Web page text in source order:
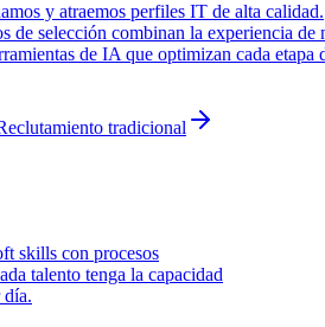
y atraemos perfiles IT de alta calidad.
de selección combinan la experiencia de
de IA que optimizan cada etapa
tradicional
skills con procesos
talento tenga la capacidad
día.